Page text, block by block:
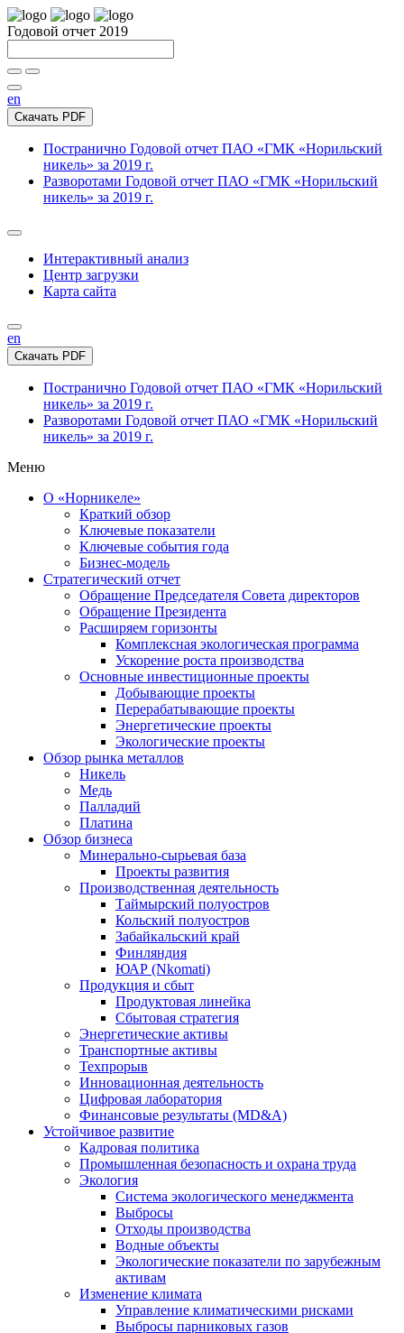
Годовой отчет 2019
en
Скачать PDF
Постранично Годовой отчет ПАО «ГМК «Норильский
никель» за 2019 г.
Разворотами Годовой отчет ПАО «ГМК «Норильский
никель» за 2019 г.
Интерактивный анализ
Центр загрузки
Карта сайта
en
Скачать PDF
Постранично Годовой отчет ПАО «ГМК «Норильский
никель» за 2019 г.
Разворотами Годовой отчет ПАО «ГМК «Норильский
никель» за 2019 г.
Меню
О «Норникеле»
Краткий обзор
Ключевые показатели
Ключевые события года
Бизнес-модель
Стратегический отчет
Обращение Председателя Совета директоров
Обращение Президента
Расширяем горизонты
Комплексная экологическая программа
Ускорение роста производства
Основные инвестиционные проекты
Добывающие проекты
Перерабатывающие проекты
Энергетические проекты
Экологические проекты
Обзор рынка металлов
Никель
Медь
Палладий
Платина
Обзор бизнеса
Минерально-сырьевая база
Проекты развития
Производственная деятельность
Таймырский полуостров
Кольский полуостров
Забайкальский край
Финляндия
ЮАР (Nkomati)
Продукция и сбыт
Продуктовая линейка
Сбытовая стратегия
Энергетические активы
Транспортные активы
Техпрорыв
Инновационная деятельность
Цифровая лаборатория
Финансовые результаты (MD&A)
Устойчивое развитие
Кадровая политика
Промышленная безопасность и охрана труда
Экология
Система экологического менеджмента
Выбросы
Отходы производства
Водные объекты
Экологические показатели по зарубежным
активам
Изменение климата
Управление климатическими рисками
Выбросы парниковых газов